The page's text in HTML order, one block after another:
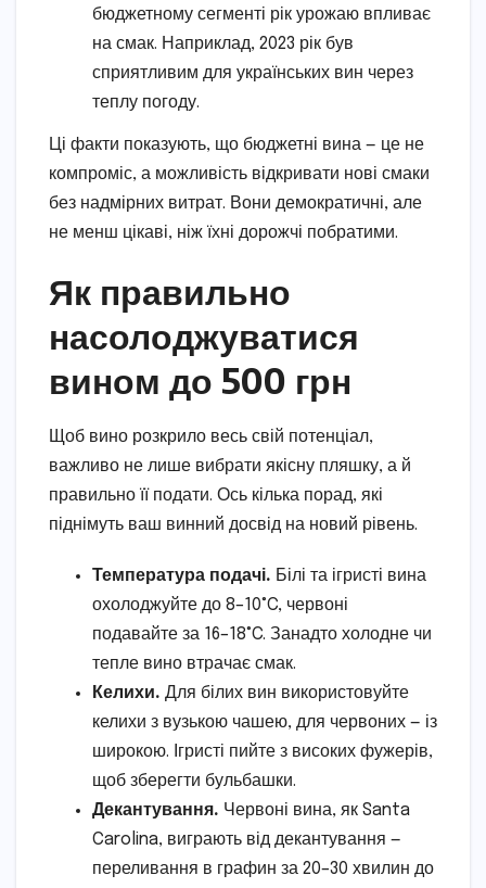
бюджетному сегменті рік урожаю впливає
на смак. Наприклад, 2023 рік був
сприятливим для українських вин через
теплу погоду.
Ці факти показують, що бюджетні вина — це не
компроміс, а можливість відкривати нові смаки
без надмірних витрат. Вони демократичні, але
не менш цікаві, ніж їхні дорожчі побратими.
Як правильно
насолоджуватися
вином до 500 грн
Щоб вино розкрило весь свій потенціал,
важливо не лише вибрати якісну пляшку, а й
правильно її подати. Ось кілька порад, які
піднімуть ваш винний досвід на новий рівень.
Температура подачі. Білі та ігристі вина
охолоджуйте до 8–10°C, червоні
подавайте за 16–18°C. Занадто холодне чи
тепле вино втрачає смак.
Келихи. Для білих вин використовуйте
келихи з вузькою чашею, для червоних — із
широкою. Ігристі пийте з високих фужерів,
щоб зберегти бульбашки.
Декантування. Червоні вина, як Santa
Carolina, виграють від декантування —
переливання в графин за 20–30 хвилин до